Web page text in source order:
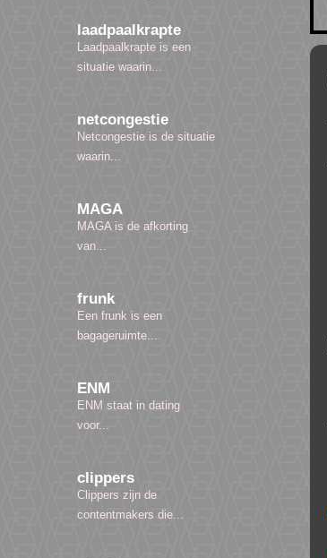
laadpaalkrapte
Laadpaalkrapte is een
situatie waarin...
netcongestie
Netcongestie is de situatie
waarin...
MAGA
MAGA is de afkorting
van...
frunk
Een frunk is een
bagageruimte...
ENM
ENM staat in dating
voor...
clippers
Clippers zijn de
contentmakers die...